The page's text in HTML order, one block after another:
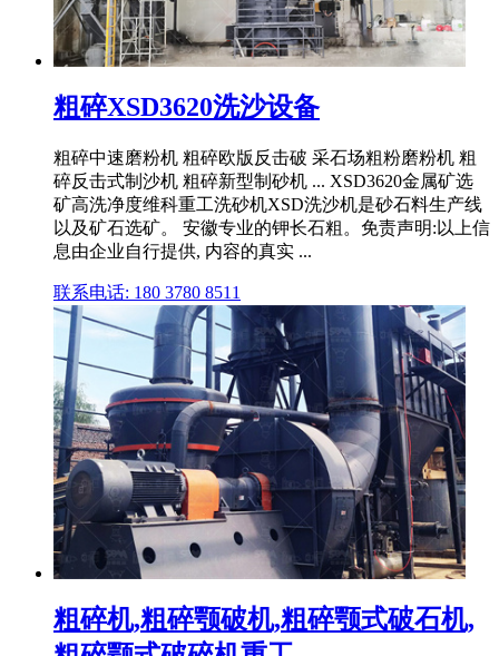
粗碎XSD3620洗沙设备
粗碎中速磨粉机 粗碎欧版反击破 采石场粗粉磨粉机 粗
碎反击式制沙机 粗碎新型制砂机 ... XSD3620金属矿选
矿高洗净度维科重工洗砂机XSD洗沙机是砂石料生产线
以及矿石选矿。 安徽专业的钾长石粗。免责声明:以上信
息由企业自行提供, 内容的真实 ...
联系电话: 180 3780 8511
粗碎机,粗碎颚破机,粗碎颚式破石机,